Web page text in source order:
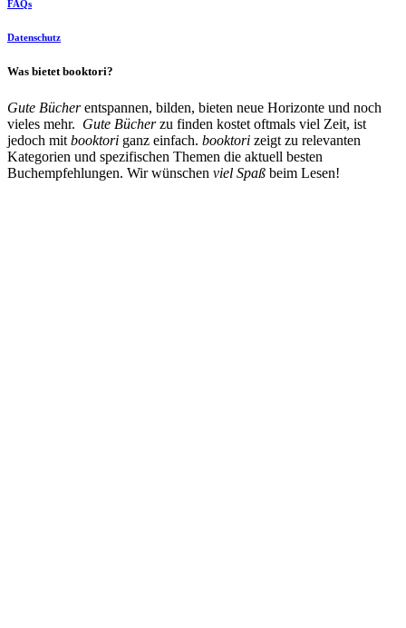
FAQs
Datenschutz
Was bietet booktori?
Gute Bücherentspannen, bilden, bieten neue Horizonte und noch
vieles mehr. Gute Bücherzu finden kostet oftmals viel Zeit, ist
jedoch mit booktori ganz einfach. booktori zeigt zu relevanten
Kategorien und spezifischen Themen die aktuell besten
Buchempfehlungen. Wir wünschen viel Spaß beim Lesen!